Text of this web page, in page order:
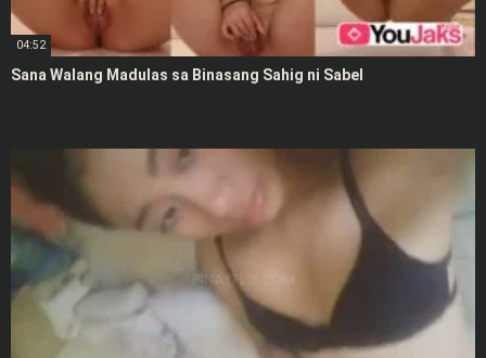
04:52
Sana Walang Madulas sa Binasang Sahig ni Sabel